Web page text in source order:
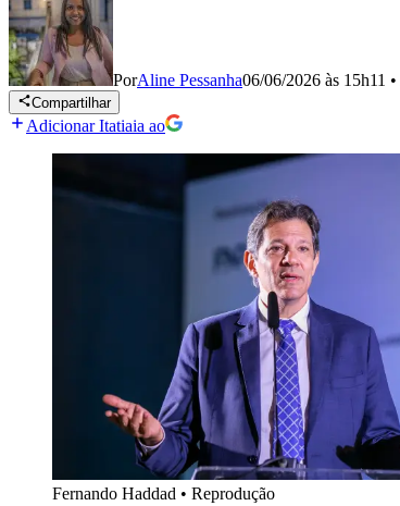
PorAline Pessanha06/06/2026 às 15h11 •
Compartilhar
Adicionar Itatiaia ao
Fernando Haddad • Reprodução